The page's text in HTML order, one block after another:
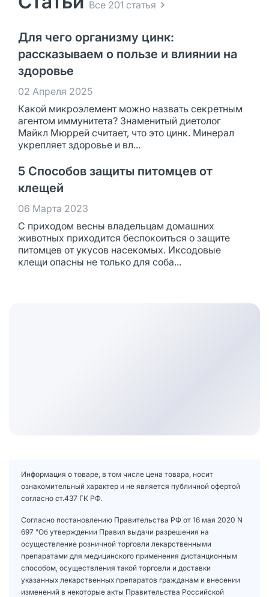
Все 201 статья
Для чего организму цинк:
рассказываем о пользе и влиянии на
здоровье
02 Апреля 2025
Какой микроэлемент можно назвать секретным
агентом иммунитета? Знаменитый диетолог
Майкл Мюррей считает, что это цинк. Минерал
укрепляет здоровье и вл...
5 Способов защиты питомцев от
клещей
06 Марта 2023
С приходом весны владельцам домашних
животных приходится беспокоиться о защите
питомцев от укусов насекомых. Иксодовые
клещи опасны не только для соба...
Информация о товаре, в том числе цена товара, носит
ознакомительный характер и не является публичной офертой
согласно ст.437 ГК РФ.
Согласно постановлению Правительства РФ от 16 мая 2020 N
697 "Об утверждении Правил выдачи разрешения на
осуществление розничной торговли лекарственными
препаратами для медицинского применения дистанционным
способом, осуществления такой торговли и доставки
указанных лекарственных препаратов гражданам и внесении
изменений в некоторые акты Правительства Российской